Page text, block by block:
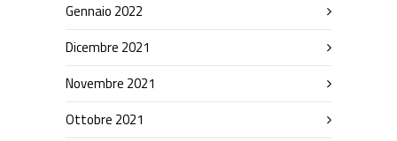
Gennaio 2022
Dicembre 2021
Novembre 2021
Ottobre 2021